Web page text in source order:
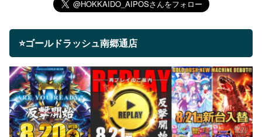
⭐ゴールドラッシュ南郷通店